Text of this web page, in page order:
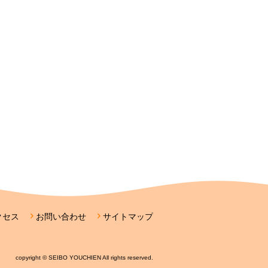
セス お問い合わせ サイトマップ
copyright © SEIBO YOUCHIEN All rights reserved.